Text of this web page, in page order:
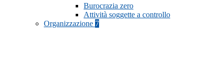
Burocrazia zero
Attività soggette a controllo
Organizzazione 7